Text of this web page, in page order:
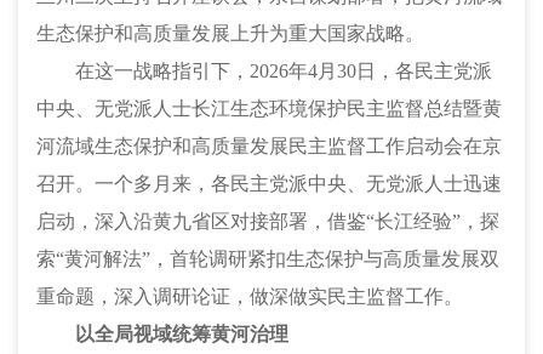
生态保护和高质量发展上升为重大国家战略。
在这一战略指引下， 2026年4月30日，各民主党派
中央、无党派人士长江生态环境保护民主监督总结暨黄
河流域生态保护和高质量发展民主监督工作启动会在京
召开。一个多月来，各民主党派中央、无党派人士迅速
启动，深入沿黄九省区对接部署，借鉴“长江经验”，探
索“黄河解法”，首轮调研紧扣生态保护与高质量发展双
重命题，深入调研论证，做深做实民主监督工作。
以全局视域统筹黄河治理